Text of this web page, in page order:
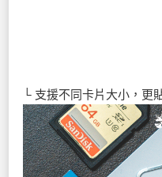
└ 支援不同卡片大小，更